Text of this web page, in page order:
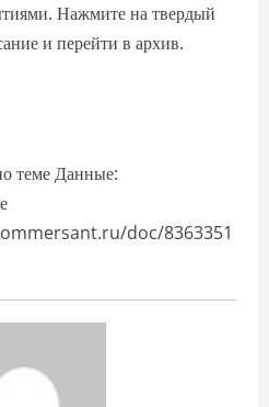
Нажмите на твердый
и перейти в архив.
теме Данные:
doc/8363351